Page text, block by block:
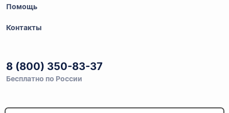
Помощь
Контакты
8 (800) 350-83-37
Бесплатно по России